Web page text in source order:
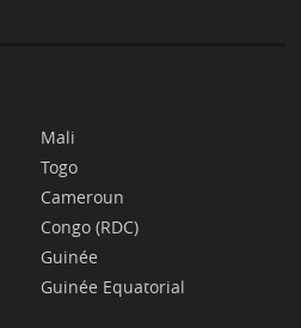
Mali
Togo
Cameroun
Congo (RDC)
Guinée
Guinée Equatorial